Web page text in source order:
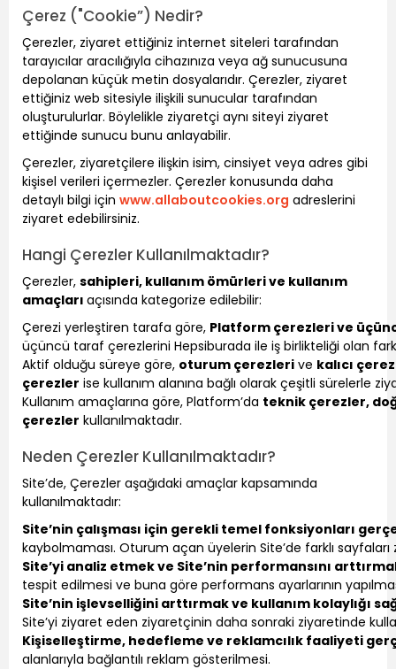
Çerez ("Cookie”) Nedir?
Çerezler, ziyaret ettiğiniz internet siteleri tarafından
tarayıcılar aracılığıyla cihazınıza veya ağ sunucusuna
depolanan küçük metin dosyalarıdır. Çerezler, ziyaret
ettiğiniz web sitesiyle ilişkili sunucular tarafından
oluşturulurlar. Böylelikle ziyaretçi aynı siteyi ziyaret
ettiğinde sunucu bunu anlayabilir.
Çerezler, ziyaretçilere ilişkin isim, cinsiyet veya adres gibi
kişisel verileri içermezler. Çerezler konusunda daha
detaylı bilgi için www.allaboutcookies.org adreslerini
ziyaret edebilirsiniz.
Hangi Çerezler Kullanılmaktadır?
Çerezler, sahipleri, kullanım ömürleri ve kullanım
amaçları açısında kategorize edilebilir:
Çerezi yerleştiren tarafa göre, Platform çerezleri ve
üçüncü taraf çerezlerini Hepsiburada ile iş birlikteliği olan
Aktif olduğu süreye göre, oturum çerezleri ve kalıcı
çerezler ise kullanım alanına bağlı olarak çeşitli sürelerle
Kullanım amaçlarına göre, Platform’da teknik çerezler,
çerezler kullanılmaktadır.
Neden Çerezler Kullanılmaktadır?
Site’de, Çerezler aşağıdaki amaçlar kapsamında
kullanılmaktadır:
Site’nin çalışması için gerekli temel fonksiyonları
kaybolmaması. Oturum açan üyelerin Site’de farklı
Site’yi analiz etmek ve Site’nin performansını
tespit edilmesi ve buna göre performans ayarlarının
Site’nin işlevselliğini arttırmak ve kullanım kolaylığı
Site’yi ziyaret eden ziyaretçinin daha sonraki ziyaretinde
Kişiselleştirme, hedefleme ve reklamcılık faaliyeti
alanlarıyla bağlantılı reklam gösterilmesi.